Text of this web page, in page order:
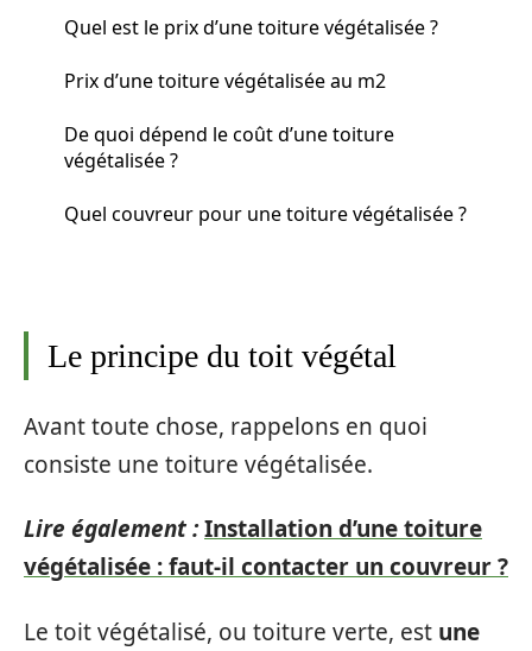
Quel est le prix d’une toiture végétalisée ?
Prix d’une toiture végétalisée au m2
De quoi dépend le coût d’une toiture
végétalisée ?
Quel couvreur pour une toiture végétalisée ?
Le principe du toit végétal
Avant toute chose, rappelons en quoi
consiste une toiture végétalisée.
Lire également :Installation d’une toiture
végétalisée : faut-il contacter un couvreur ?
Le toit végétalisé, ou toiture verte, est une